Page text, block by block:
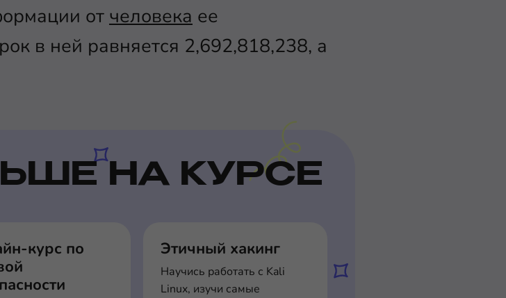
от человека ее
в ней равняется 2,692,818,238, а
НА КУРСЕ
курс по
Этичный хакинг
Научись работать с Kali
Linux, изучи самые